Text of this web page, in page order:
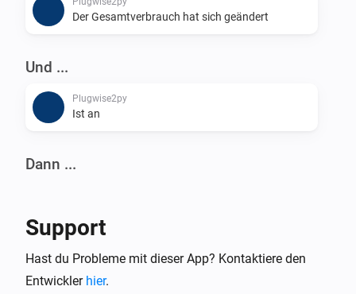
Der Gesamtverbrauch hat sich geändert
Und ...
Plugwise2py
Ist an
Dann ...
Plugwise2py
Support
Hast du Probleme mit dieser App? Kontaktiere den
Entwickler hier.